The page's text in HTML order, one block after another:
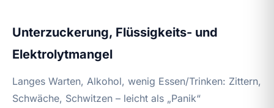
Unterzuckerung, Flüssigkeits- und
Elektrolytmangel
Langes Warten, Alkohol, wenig Essen/Trinken: Zittern,
Schwäche, Schwitzen – leicht als „Panik“